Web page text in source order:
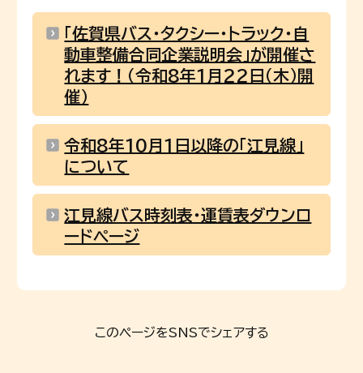
「佐賀県バス・タクシー・トラック・自
動車整備合同企業説明会」が開催さ
れます！（令和8年1月22日（木）開
催）
令和8年10月1日以降の「江見線」
について
江見線バス時刻表・運賃表ダウンロ
ードページ
このページをSNSでシェアする